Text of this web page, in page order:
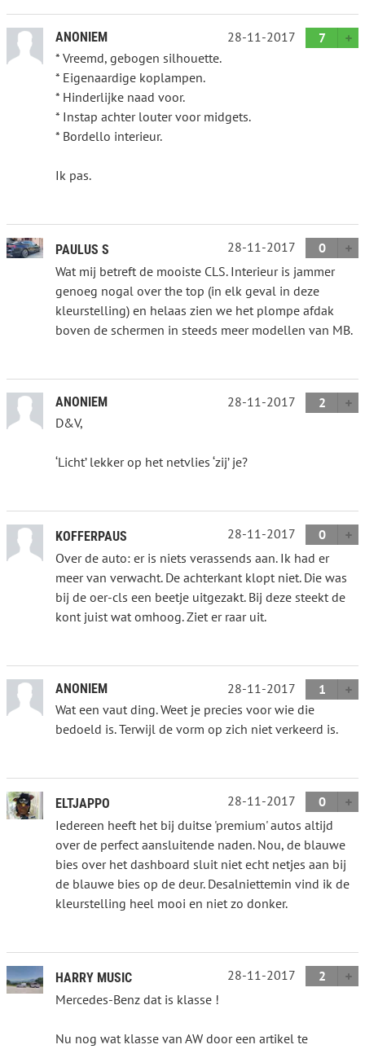
ANONIEM 28-11-2017
7
* Vreemd, gebogen silhouette.
* Eigenaardige koplampen.
* Hinderlijke naad voor.
* Instap achter louter voor midgets.
* Bordello interieur.
Ik pas.
PAULUS S 28-11-2017
0
Wat mij betreft de mooiste CLS. Interieur is jammer
genoeg nogal over the top (in elk geval in deze
kleurstelling) en helaas zien we het plompe afdak
boven de schermen in steeds meer modellen van MB.
ANONIEM 28-11-2017
2
D&V,
‘Licht’ lekker op het netvlies ‘zij’ je?
KOFFERPAUS 28-11-2017
0
Over de auto: er is niets verassends aan. Ik had er
meer van verwacht. De achterkant klopt niet. Die was
bij de oer-cls een beetje uitgezakt. Bij deze steekt de
kont juist wat omhoog. Ziet er raar uit.
ANONIEM 28-11-2017
1
Wat een vaut ding. Weet je precies voor wie die
bedoeld is. Terwijl de vorm op zich niet verkeerd is.
ELTJAPPO 28-11-2017
0
Iedereen heeft het bij duitse 'premium' autos altijd
over de perfect aansluitende naden. Nou, de blauwe
bies over het dashboard sluit niet echt netjes aan bij
de blauwe bies op de deur. Desalniettemin vind ik de
kleurstelling heel mooi en niet zo donker.
HARRY MUSIC 28-11-2017
2
Mercedes-Benz dat is klasse !
Nu nog wat klasse van AW door een artikel te